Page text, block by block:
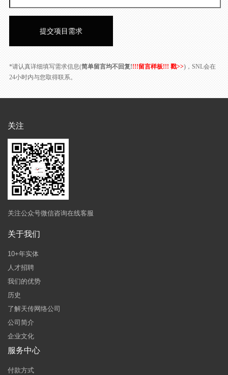
*请认真详细填写需求信息(简单留言均不回复!!!!留言样板!!! 戳>>)，SNL会在
24小时内与您取得联系。
关注
关注公众号微信咨询在线客服
关于我们
10+年实体
人才招聘
我们的优势
历史
了解天传网络公司
公司简介
企业文化
服务中心
付款方式